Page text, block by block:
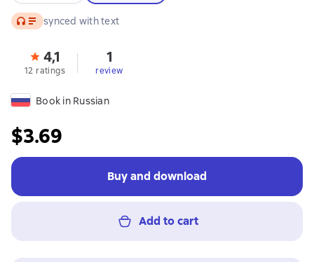
Audio synced with text
4,1
12 ratings
1
review
Book in Russian
$3.69
Buy and download
Add to cart